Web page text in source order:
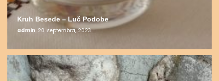
Kruh Besede – Luč Podobe
admin 20. septembra, 2023